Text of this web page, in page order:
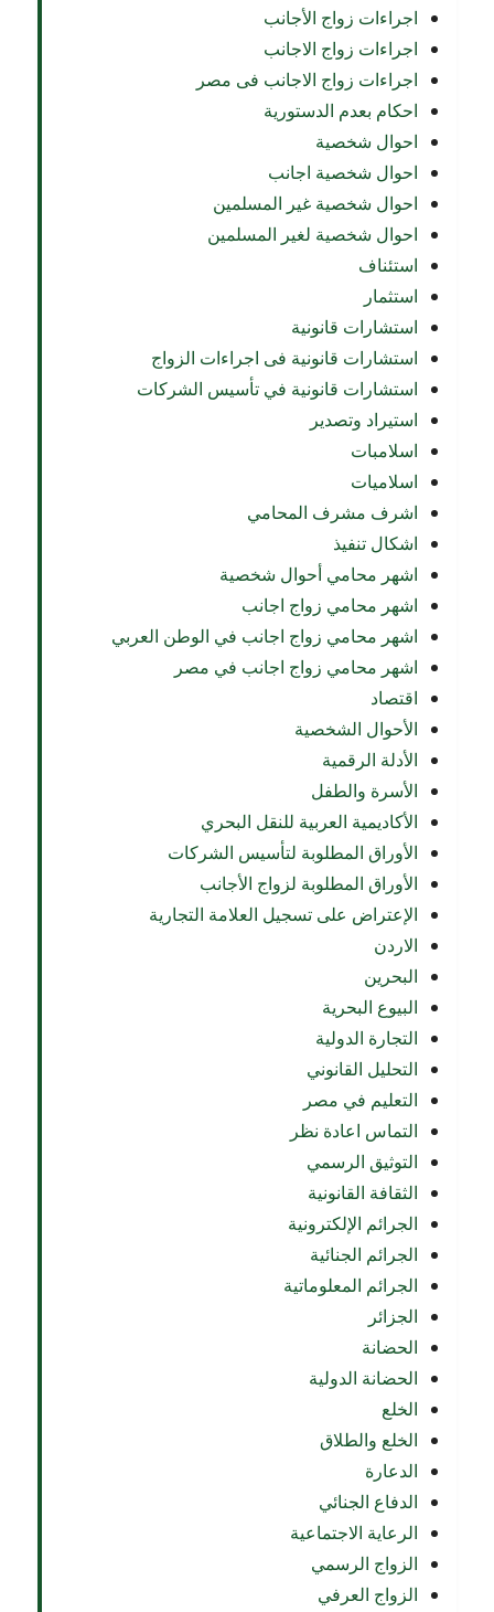
اجراءات زواج الأجانب
اجراءات زواج الاجانب
اجراءات زواج الاجانب فى مصر
احكام بعدم الدستورية
احوال شخصية
احوال شخصية اجانب
احوال شخصية غير المسلمين
احوال شخصية لغير المسلمين
استئناف
استثمار
استشارات قانونية
استشارات قانونية فى اجراءات الزواج
استشارات قانونية في تأسيس الشركات
استيراد وتصدير
اسلامبات
اسلاميات
اشرف مشرف المحامي
اشكال تنفيذ
اشهر محامي أحوال شخصية
اشهر محامي زواج اجانب
اشهر محامي زواج اجانب في الوطن العربي
اشهر محامي زواج اجانب في مصر
اقتصاد
الأحوال الشخصية
الأدلة الرقمية
الأسرة والطفل
الأكاديمية العربية للنقل البحري
الأوراق المطلوبة لتأسيس الشركات
الأوراق المطلوبة لزواج الأجانب
الإعتراض على تسجيل العلامة التجارية
الاردن
البحرين
البيوع البحرية
التجارة الدولية
التحليل القانوني
التعليم في مصر
التماس اعادة نظر
التوثيق الرسمي
الثقافة القانونية
الجرائم الإلكترونية
الجرائم الجنائية
الجرائم المعلوماتية
الجزائر
الحضانة
الحضانة الدولية
الخلع
الخلع والطلاق
الدعارة
الدفاع الجنائي
الرعاية الاجتماعية
الزواج الرسمي
الزواج العرفي